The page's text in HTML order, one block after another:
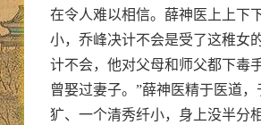
在令人难以相信。薛神医上上下
小，乔峰决计不会是受了这稚女
计不会，他对父母和师父都下毒
曾娶过妻子。”薛神医精于医道
犷、一个清秀纤小，身上没半分